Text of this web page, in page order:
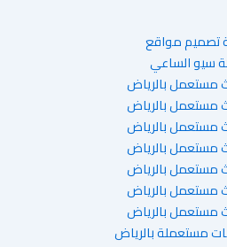
تصميم مواقع
سيو الساعي
مستعمل بالرياض
مستعمل بالرياض
مستعمل بالرياض
مستعمل بالرياض
مستعمل بالرياض
مستعمل بالرياض
مستعمل بالرياض
مستعملة بالرياض